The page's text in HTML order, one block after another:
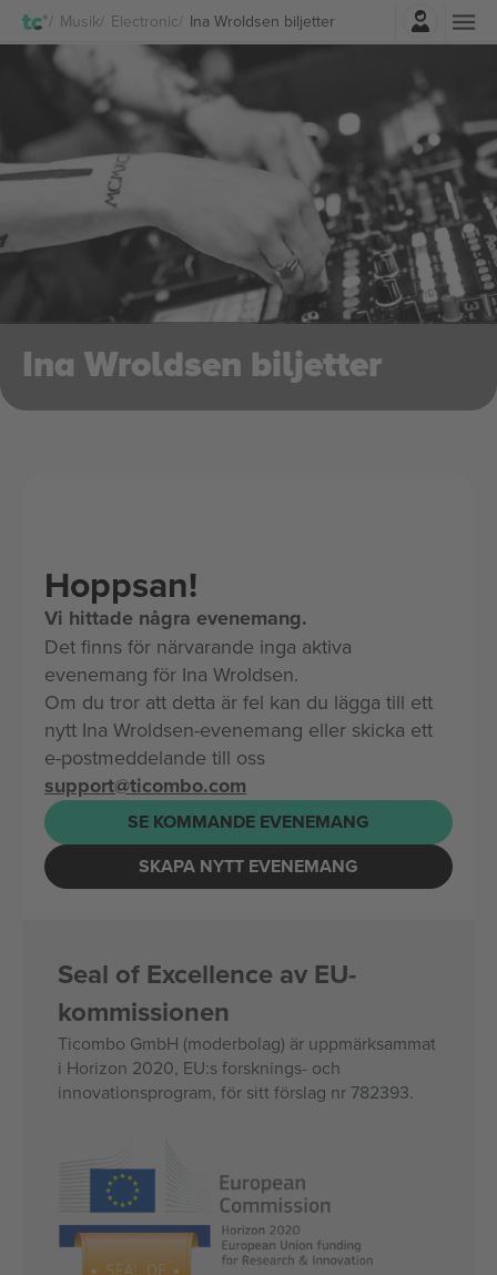
Musik Electronic Ina Wroldsen biljetter
Logga in
Ina Wroldsen biljetter
Hoppsan!
Vi hittade några evenemang.
Det finns för närvarande inga aktiva
evenemang för Ina Wroldsen.
Om du tror att detta är fel kan du lägga till ett
nytt Ina Wroldsen-evenemang eller skicka ett
e-postmeddelande till oss
support@ticombo.com
SE KOMMANDE EVENEMANG
SKAPA NYTT EVENEMANG
Seal of Excellence av EU-
kommissionen
Ticombo GmbH (moderbolag) är uppmärksammat
i Horizon 2020, EU:s forsknings- och
innovationsprogram, för sitt förslag nr 782393.